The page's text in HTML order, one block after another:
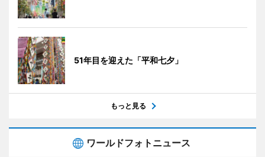
51年目を迎えた「平和七夕」
もっと見る
ワールドフォトニュース